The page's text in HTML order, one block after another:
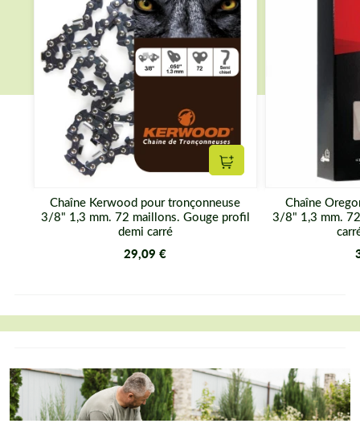
Ajouter au panier
Chaîne Kerwood pour tronçonneuse
3/8" 1,3 mm. 72 maillons. Gouge profil
demi carré
29,09 €
Chaîne
3/8" 1,3 mm.